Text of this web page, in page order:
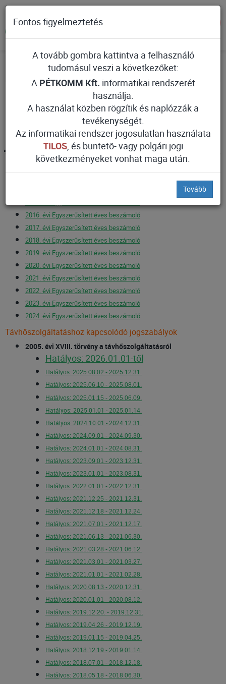
Távhőszolgáltatás
Letölthető dokumentumok, jogszabályok
Letölthető
dokumentumok,
jogszabályok
PÉTKOMM Kft. beszámolói
2016. évi Egyszerűsített éves beszámoló
2017. évi Egyszerűsített éves beszámoló
2018. évi Egyszerűsített éves beszámoló
2019. évi Egyszerűsített éves beszámoló
2020. évi Egyszerűsített éves beszámoló
2021. évi Egyszerűsített éves beszámoló
2022. évi Egyszerűsített éves beszámoló
2023. évi Egyszerűsített éves beszámoló
2024. évi Egyszerűsített éves beszámoló
Távhőszolgáltatáshoz kapcsolódó jogszabályok
2005. évi XVIII. törvény a távhőszolgáltatásról
Hatályos: 2026.01.01-től
Hatályos: 2025.08.02 - 2025.12.31.
Hatályos: 2025.06.10 - 2025.08.01.
Hatályos: 2025.01.15 - 2025.06.09.
Hatályos: 2025.01.01 - 2025.01.14.
Hatályos: 2024.10.01 - 2024.12.31.
Hatályos: 2024.09.01 - 2024.09.30.
Hatályos: 2024.01.01 - 2024.08.31.
Hatályos: 2023.09.01 - 2023.12.31.
Hatályos: 2023.01.01 - 2023.08.31.
Hatályos: 2022.01.01 - 2022.12.31.
Hatályos: 2021.12.25 - 2021.12.31.
Hatályos: 2021.12.18 - 2021.12.24.
Hatályos: 2021.07.01 - 2021.12.17.
Hatályos: 2021.06.13 - 2021.06.30.
Hatályos: 2021.03.28 - 2021.06.12.
Hatályos: 2021.03.01 - 2021.03.27.
Hatályos: 2021.01.01 - 2021.02.28.
Hatályos: 2020.08.13 - 2020.12.31.
Hatályos: 2020.01.01 - 2020.08.12.
Hatályos: 2019.12.20. - 2019.12.31.
Hatályos: 2019.04.26 - 2019.12.19.
Hatályos: 2019.01.15 - 2019.04.25.
Hatályos: 2018.12.19 - 2019.01.14.
Hatályos: 2018.07.01 - 2018.12.18.
Hatályos: 2018.05.18 - 2018.06.30.
Fontos figyelmeztetés
A tovább gombra kattintva a felhasználó
tudomásul veszi a következőket:
A PÉTKOMM Kft. informatikai rendszerét
használja.
A használat közben rögzítik és naplózzák a
tevékenységét.
Az informatikai rendszer jogosulatlan használata
TILOS, és büntető- vagy polgári jogi
következményeket vonhat maga után.
Tovább